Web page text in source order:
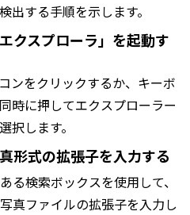
出する手順を示します。
クスプローラ」を起動す
ンをクリックするか、キーボ
時に押してエクスプローラー
択します。
形式の拡張子を入力する
る検索ボックスを使用して、
真ファイルの拡張子を入力し